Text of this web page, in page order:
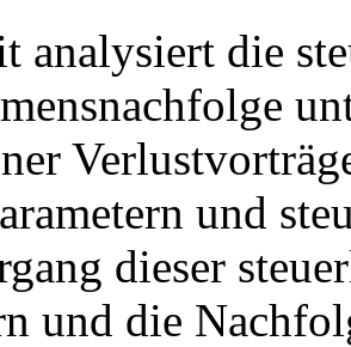
analysiert die
und
dieser
und die